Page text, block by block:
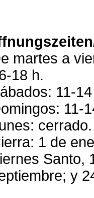
martes a
18 h.
11-
11-
cerrado.
1 de
Santo,
y